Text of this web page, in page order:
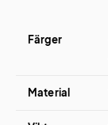
Färger
Material